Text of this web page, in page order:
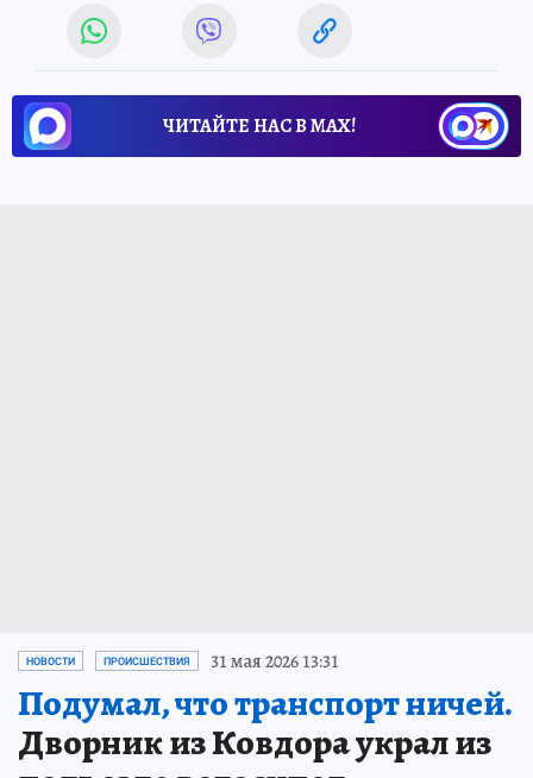
ЧИТАЙТЕ НАС В МАХ!
НОВОСТИ ПРОИСШЕСТВИЯ 31 мая 2026 13:31
Подумал, что транспорт ничей.
Дворник из Ковдора украл из